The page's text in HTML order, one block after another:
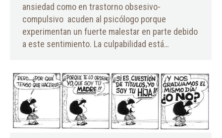
ansiedad como en trastorno obsesivo-
compulsivo acuden al psicólogo porque
experimentan un fuerte malestar en parte debido
a este sentimiento. La culpabilidad está…